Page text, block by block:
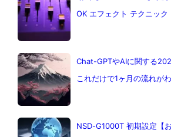
OK エフェクト テクニック
Chat-GPTやAIに関する
これだけで1ヶ月の流れが
NSD-G1000T 初期設定【